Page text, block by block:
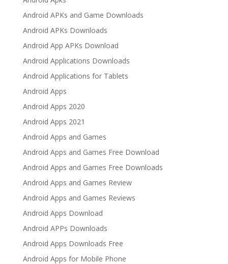
Android APKs and Game Downloads
Android APKs Downloads
Android App APKs Download
Android Applications Downloads
Android Applications for Tablets
Android Apps
Android Apps 2020
Android Apps 2021
Android Apps and Games
Android Apps and Games Free Download
Android Apps and Games Free Downloads
Android Apps and Games Review
Android Apps and Games Reviews
Android Apps Download
Android APPs Downloads
Android Apps Downloads Free
Android Apps for Mobile Phone